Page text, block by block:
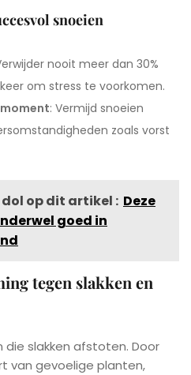
snoeien
nooit meer dan 30%
om stress te voorkomen.
: Vermijd snoeien
zoals vorst
op dit artikel : Deze
goed in
tegen slakken en
die slakken afstoten. Door
van gevoelige planten,